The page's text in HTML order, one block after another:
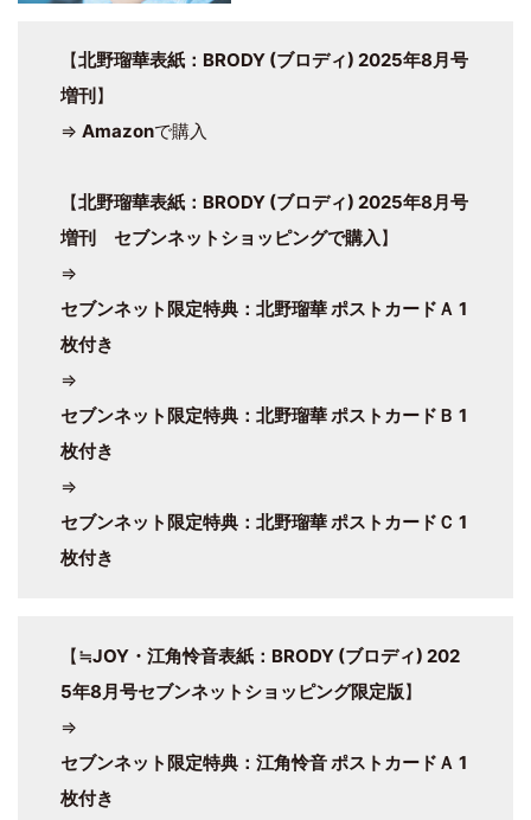
【北野瑠華表紙：BRODY (ブロディ) 2025年8月号
増刊 】
⇒ Amazonで購入
【北野瑠華表紙：BRODY (ブロディ) 2025年8月号
増刊 セブンネットショッピングで購入】
⇒
セブンネット限定特典：北野瑠華 ポストカードＡ 1
枚付き
⇒
セブンネット限定特典：北野瑠華 ポストカードＢ 1
枚付き
⇒
セブンネット限定特典：北野瑠華 ポストカードＣ 1
枚付き
【≒JOY・江角怜音表紙：BRODY (ブロディ) 202
5年8月号セブンネットショッピング限定版】
⇒
セブンネット限定特典：江角怜音 ポストカードＡ 1
枚付き